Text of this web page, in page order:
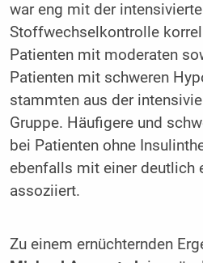
war eng mit der
Stoffwechselkontrolle
Patienten mit moderaten
Patienten mit schweren
stammten aus der
Gruppe. Häufigere und
bei Patienten ohne
ebenfalls mit einer deutlich
assoziiert.
Zu einem ernüchternden